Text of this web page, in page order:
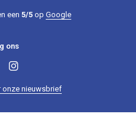
een 5/5op Google
ons
onze nieuwsbrief